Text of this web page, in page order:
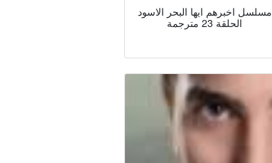
مسلسل اخبرهم ايها البحر الاسود
الحلقة 23 مترجمة